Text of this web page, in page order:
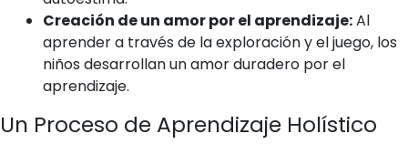
Creación de un amor por el aprendizaje:Al
aprender a través de la exploración y el juego, los
niños desarrollan un amor duradero por el
aprendizaje.
Un Proceso de Aprendizaje Holístico